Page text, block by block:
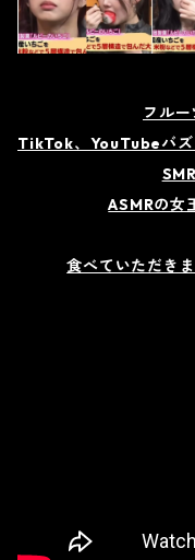
フル
TikTok、YouTubeバズ
ASMRの女
食べていただき